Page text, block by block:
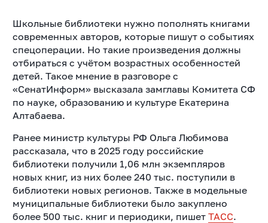
Школьные библиотеки нужно пополнять книгами
современных авторов, которые пишут о событиях
спецоперации. Но такие произведения должны
отбираться с учётом возрастных особенностей
детей. Такое мнение в разговоре с
«СенатИнформ» высказала замглавы Комитета СФ
по науке, образованию и культуре Екатерина
Алтабаева.
Ранее министр культуры РФ Ольга Любимова
рассказала, что в 2025 году российские
библиотеки получили 1,06 млн экземпляров
новых книг, из них более 240 тыс. поступили в
библиотеки новых регионов. Также в модельные
муниципальные библиотеки было закуплено
более 500 тыс. книг и периодики, пишет ТАСС.